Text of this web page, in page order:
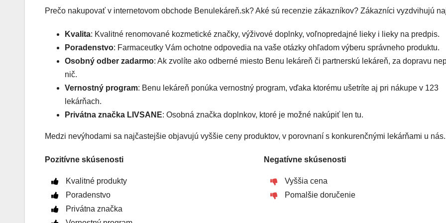
Prečo nakupovať v internetovom obchode Benulekáreň.sk? Aké sú recenzie zákazníkov? Zákazníci vyzdvihujú
Kvalita: Kvalitné renomované kozmetické značky, výživové doplnky, voľnopredajné lieky i lieky na predpis.
Poradenstvo: Farmaceutky Vám ochotne odpovedia na vaše otázky ohľadom výberu správneho produktu.
Osobný odber zadarmo: Ak zvolíte ako odberné miesto Benu lekáreň či partnerskú lekáreň, za dopravu
nič.
Vernostný program: Benu lekáreň ponúka vernostný program, vďaka ktorému ušetríte aj pri nákupe v 123
lekárňach.
Privátna značka LIVSANE: Osobná značka doplnkov, ktoré je možné nakúpiť len tu.
Medzi nevýhodami sa najčastejšie objavujú vyššie ceny produktov, v porovnaní s konkurenčnými lekárňami u nás.
Pozitívne skúsenosti
Kvalitné produkty
Poradenstvo
Privátna značka
Negatívne skúsenosti
Vyššia cena
Pomalšie doručenie